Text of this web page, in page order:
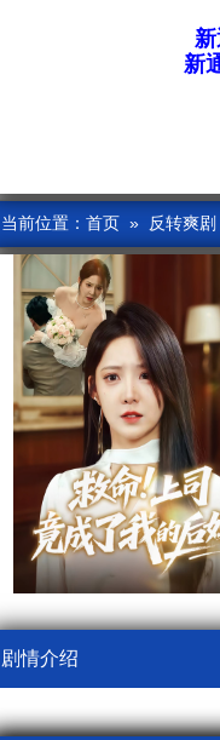
新
当前位置： 首页 » 反转爽剧
剧情介绍